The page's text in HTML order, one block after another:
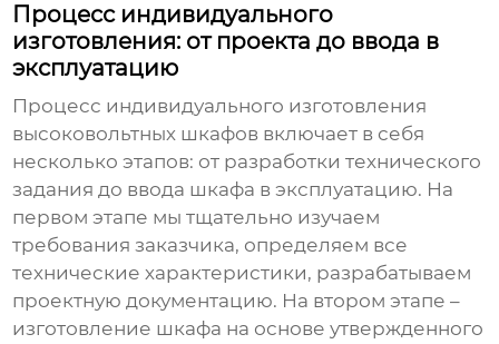
Процесс индивидуального
изготовления: от проекта до ввода в
эксплуатацию
Процесс индивидуального изготовления
высоковольтных шкафов включает в себя
несколько этапов: от разработки технического
задания до ввода шкафа в эксплуатацию. На
первом этапе мы тщательно изучаем
требования заказчика, определяем все
технические характеристики, разрабатываем
проектную документацию. На втором этапе –
изготовление шкафа на основе утвержденного